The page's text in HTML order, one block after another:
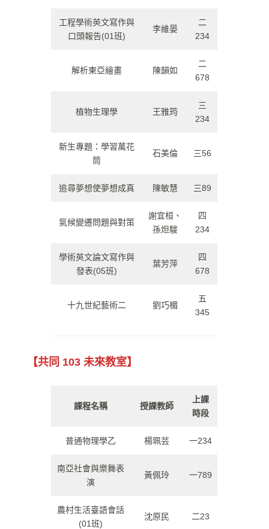
工程學術英文寫作與
口頭報告(01班)
李維晏
二
234
解析東亞繪畫 陳韻如
二
678
植物生理學 王雅筠
三
234
新生專題：學習萬花
筒
石美倫 三56
追尋夢想使夢想成真 陳敏慧 三89
氣候變遷問題與對策
謝宜桓、
孫炟駿
四
234
學術英文論文寫作與
發表(05班)
葉芳萍
四
678
十九世紀藝術二 劉巧楣
五
345
【共同 103 未來教室】
課程名稱 授課教師
上課
時段
普通物理學乙 楊珮芸 一234
南亞社會與樂舞表
演
黃佩玲 一789
農村生活臺語會話
(01班)
沈原民 二23